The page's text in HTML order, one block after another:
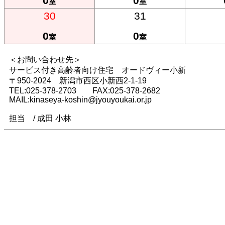
30
0室
31
0室
＜お問い合わせ先＞
サービス付き高齢者向け住宅 オードヴィー小新
〒950-2024 新潟市西区小新西2-1-19
TEL:025-378-2703 FAX:025-378-2682
MAIL:kinaseya-koshin@jyouyoukai.or.jp
担当 / 成田 小林